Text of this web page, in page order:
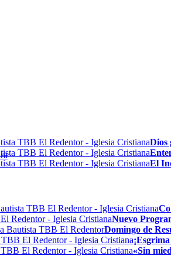
Dios
El
Nuevo
Domingo de
«Sin